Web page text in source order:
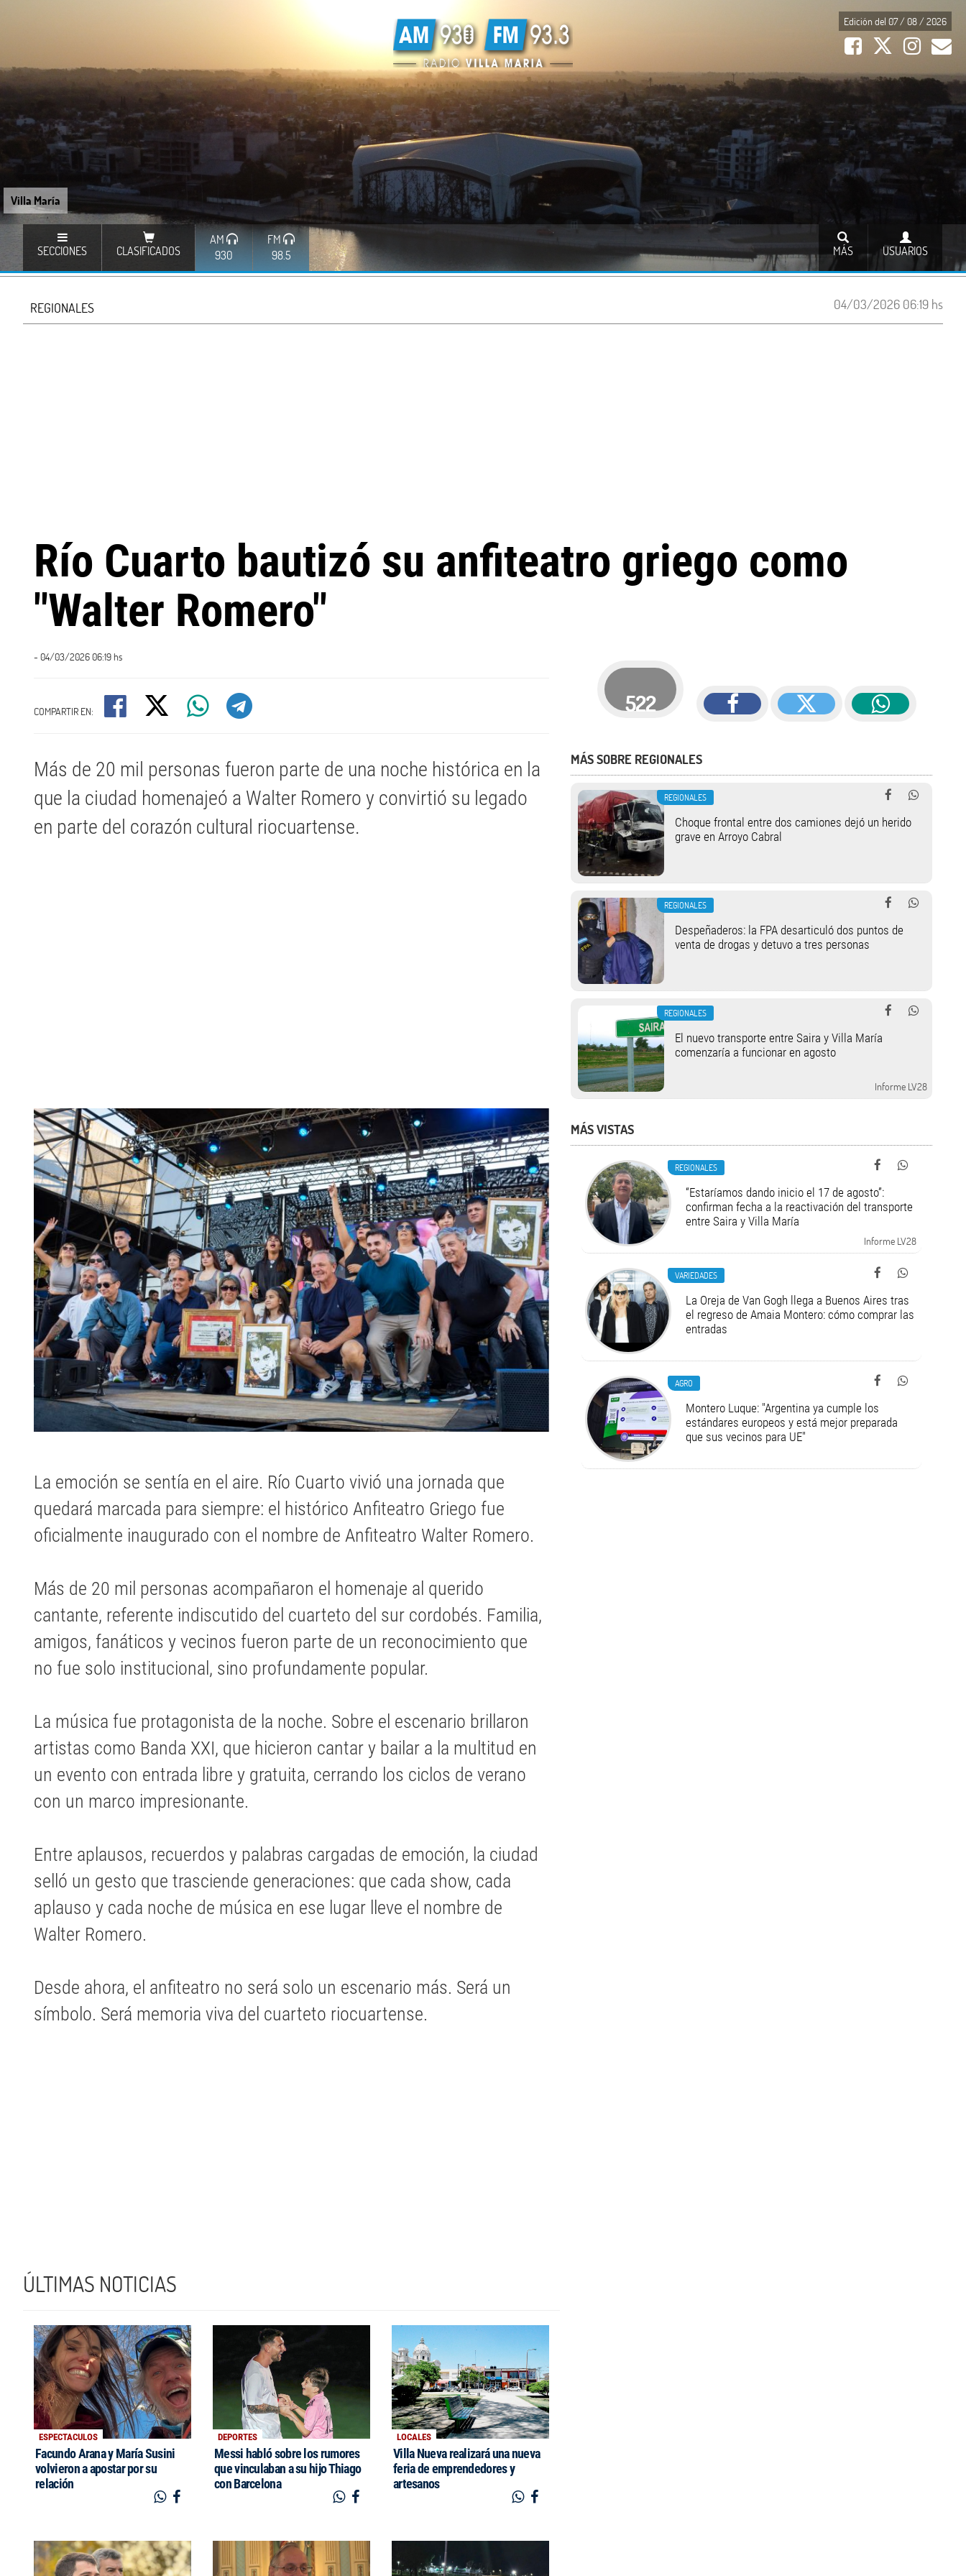
Villa María
Edición del 07 / 08 / 2026
SECCIONES CLASIFICADOS
AM
930
FM
98.5
USUARIOS
MÁS
04/03/2026 06:19 hs
REGIONALES
Río Cuarto bautizó su anfiteatro griego como
"Walter Romero"
- 04/03/2026 06:19 hs
COMPARTIR EN:
Más de 20 mil personas fueron parte de una noche histórica en la
que la ciudad homenajeó a Walter Romero y convirtió su legado
en parte del corazón cultural riocuartense.
La emoción se sentía en el aire. Río Cuarto vivió una jornada que
quedará marcada para siempre: el histórico Anfiteatro Griego fue
oficialmente inaugurado con el nombre de Anfiteatro Walter Romero.
Más de 20 mil personas acompañaron el homenaje al querido
cantante, referente indiscutido del cuarteto del sur cordobés. Familia,
amigos, fanáticos y vecinos fueron parte de un reconocimiento que
no fue solo institucional, sino profundamente popular.
La música fue protagonista de la noche. Sobre el escenario brillaron
artistas como Banda XXI, que hicieron cantar y bailar a la multitud en
un evento con entrada libre y gratuita, cerrando los ciclos de verano
con un marco impresionante.
Entre aplausos, recuerdos y palabras cargadas de emoción, la ciudad
selló un gesto que trasciende generaciones: que cada show, cada
aplauso y cada noche de música en ese lugar lleve el nombre de
Walter Romero.
Desde ahora, el anfiteatro no será solo un escenario más. Será un
símbolo. Será memoria viva del cuarteto riocuartense.
ÚLTIMAS NOTICIAS
ESPECTACULOS
Facundo Arana y María Susini
volvieron a apostar por su
relación
DEPORTES
Messi habló sobre los rumores
que vinculaban a su hijo Thiago
con Barcelona
LOCALES
Villa Nueva realizará una nueva
feria de emprendedores y
artesanos
522
MÁS SOBRE REGIONALES
REGIONALES
Choque frontal entre dos camiones dejó un herido
grave en Arroyo Cabral
REGIONALES
Despeñaderos: la FPA desarticuló dos puntos de
venta de drogas y detuvo a tres personas
REGIONALES
El nuevo transporte entre Saira y Villa María
comenzaría a funcionar en agosto
Informe LV28
MÁS VISTAS
REGIONALES
“Estaríamos dando inicio el 17 de agosto”:
confirman fecha a la reactivación del transporte
entre Saira y Villa María
Informe LV28
VARIEDADES
La Oreja de Van Gogh llega a Buenos Aires tras
el regreso de Amaia Montero: cómo comprar las
entradas
AGRO
Montero Luque: "Argentina ya cumple los
estándares europeos y está mejor preparada
que sus vecinos para UE"